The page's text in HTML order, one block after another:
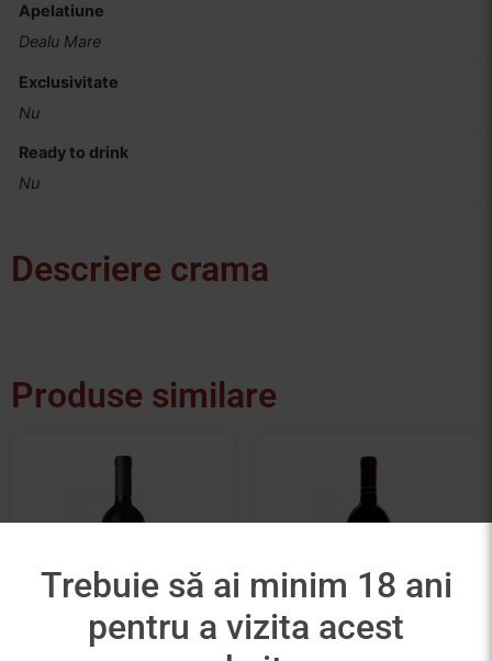
Apelatiune
Dealu Mare
Exclusivitate
Nu
Ready to drink
Nu
Descriere crama
Produse similare
Trebuie să ai minim 18 ani
pentru a vizita acest